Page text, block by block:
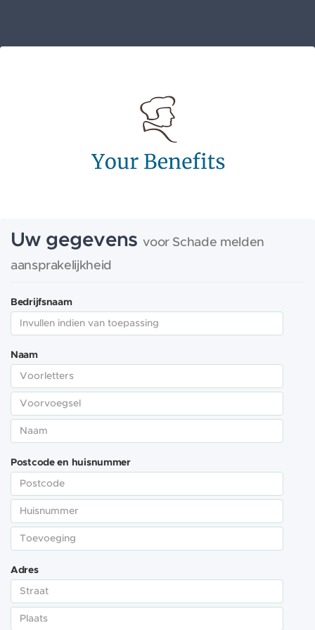
Uw gegevensvoor Schade melden
aansprakelijkheid
Bedrijfsnaam
Naam
Postcode en huisnummer
Adres